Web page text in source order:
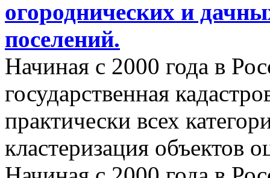
огороднических и
поселений.
Начиная с 2000 года в
государственная
практически всех
кластеризация объектов